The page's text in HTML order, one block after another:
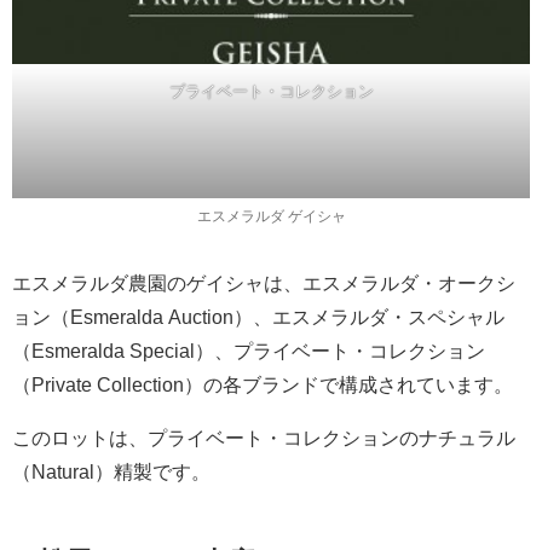
プライベート・コレクション
エスメラルダ ゲイシャ
エスメラルダ農園のゲイシャは、エスメラルダ・オークシ
ョン（Esmeralda Auction）、エスメラルダ・スペシャル
（Esmeralda Special）、プライベート・コレクション
（Private Collection）の各ブランドで構成されています。
このロットは、プライベート・コレクションのナチュラル
（Natural）精製です。